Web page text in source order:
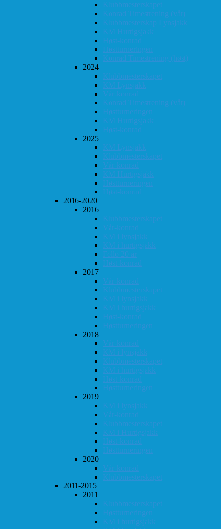
Klubbmesterskapet
Konrad Timestrening (vår)
Klubbmesterskap Lynsjakk
KM Hurtigsjakk
Høst-konrad
Høstturneringen
Konrad Timestrening (høst)
2024
Klubbmesterskapet
KM Lynsjakk
Vår-konrad
Konrad Timestrening (vår)
Høstturneringen
KM Hurtigsjakk
Høst-konrad
2025
KM Lynsjakk
Klubbmesterskapet
Vår-konrad
KM Hurtigsjakk
Høstturneringen
Høst-konrad
2016-2020
2016
Klubbmesterskapet
Vår-konrad
KM i lynsjakk
KM i hurtigsjakk
Follo 20 år
Høst-konrad
2017
Vår-konrad
Klubbmesterskapet
KM i lynsjakk
KM i hurtigsjakk
Høst-konrad
Høstturneringen
2018
Vår-konrad
KM i lynsjakk
Klubbmesterskapet
KM i hurtigsjakk
Høst-konrad
Høstturneringen
2019
KM i lynsjakk
Vår-konrad
Klubbmesterskapet
KM i Hurtigsjakk
Høst-konrad
Høstturneringen
2020
Vår-konrad
Klubbmesterskapet
2011-2015
2011
Klubbmesterskapet
Høstturneringen
KM i hurtigsjakk